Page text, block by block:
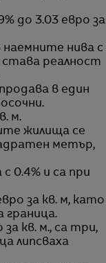
до 3.03 евро за
нива с
става реалност
в един
м.
жилища се
метър,
0.4% и са при
за кв. м, като
граница.
кв. м., са три,
липсваха